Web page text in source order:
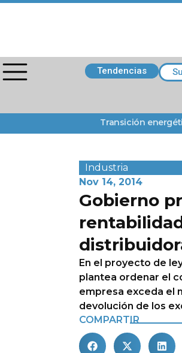
Tendencias
Transición
Industria
Nov 14, 2014
Gobierno
En el proyecto de
plantea ordenar el
empresa exceda el
devolución de los
COMPARTIR